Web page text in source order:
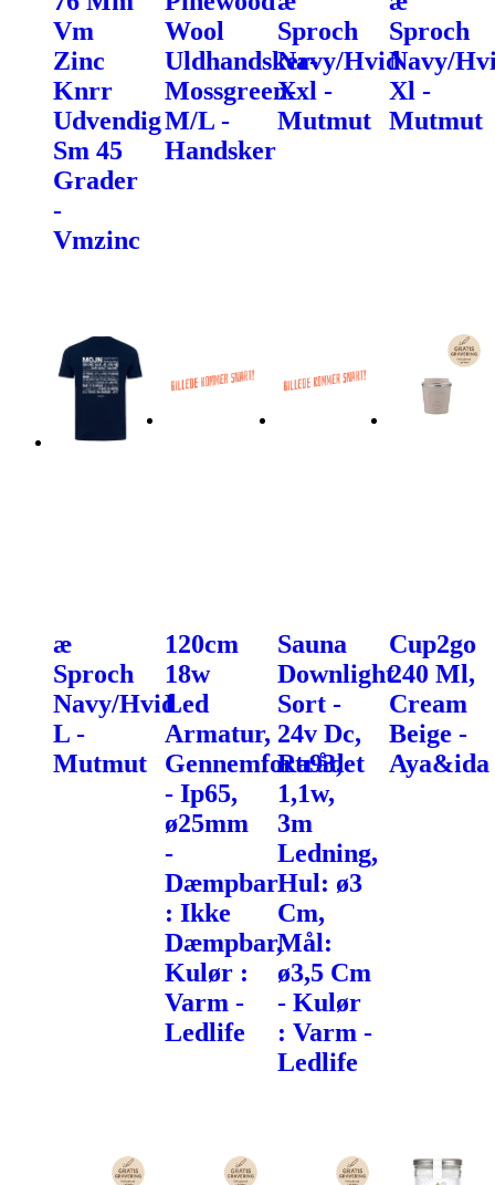
Vm
Zinc
Knrr
Udvendig
Sm 45
Grader
-
Vmzinc
Wool
Uldhandsker-
Mossgreen-
M/L -
Handsker
Sproch
Navy/Hvid
Xxl -
Mutmut
Sproch
Navy/
Xl -
Mutmut
æ
Sproch
Navy/Hvid
L -
Mutmut
120cm
18w
Led
Armatur,
Gennemfortrådet
- Ip65,
ø25mm
-
Dæmpbar
: Ikke
Dæmpbar,
Kulør :
Varm -
Ledlife
Sauna
Downlight
Sort -
24v Dc,
Ra93,
1,1w,
3m
Ledning,
Hul: ø3
Cm,
Mål:
ø3,5 Cm
- Kulør
: Varm -
Ledlife
Cup2go
240 Ml,
Cream
Beige -
Aya&ida